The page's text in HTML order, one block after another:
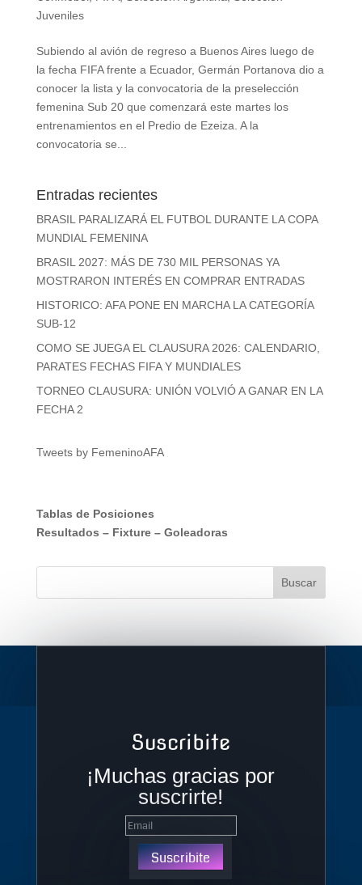
Juveniles
Subiendo al avión de regreso a Buenos Aires luego de
la fecha FIFA frente a Ecuador, Germán Portanova dio a
conocer la lista y la convocatoria de la preselección
femenina Sub 20 que comenzará este martes los
entrenamientos en el Predio de Ezeiza. A la
convocatoria se...
Entradas recientes
BRASIL PARALIZARÁ EL FUTBOL DURANTE LA COPA
MUNDIAL FEMENINA
BRASIL 2027: MÁS DE 730 MIL PERSONAS YA
MOSTRARON INTERÉS EN COMPRAR ENTRADAS
HISTORICO: AFA PONE EN MARCHA LA CATEGORÍA
SUB-12
COMO SE JUEGA EL CLAUSURA 2026: CALENDARIO,
PARATES FECHAS FIFA Y MUNDIALES
TORNEO CLAUSURA: UNIÓN VOLVIÓ A GANAR EN LA
FECHA 2
Tweets by FemeninoAFA
Tablas de Posiciones
Resultados – Fixture– Goleadoras
Suscribite
¡Muchas gracias por
suscrirte!
Suscribite